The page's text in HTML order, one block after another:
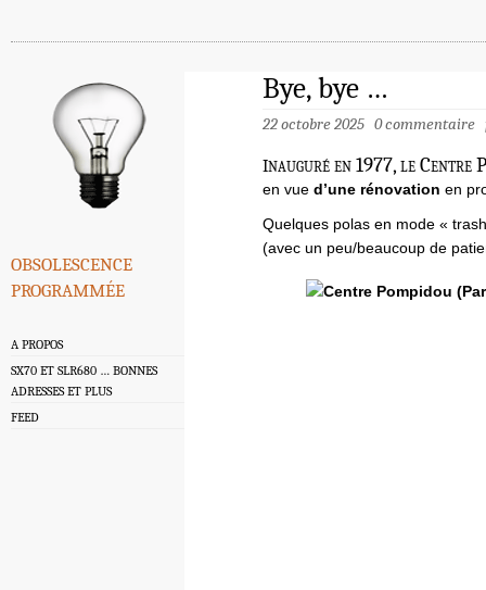
obsolescence
programmée
A PROPOS
SX70 ET SLR680 … BONNES
ADRESSES ET PLUS
FEED
Bye, bye …
22 octobre 2025 0 commentaire
inauguré en 1977, le Centre
en vue d’une rénovation en
Quelques polas en mode «
(avec un peu/beaucoup de